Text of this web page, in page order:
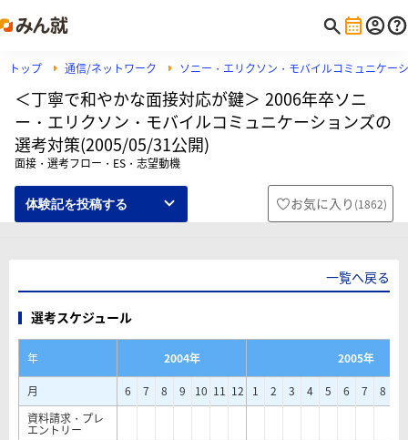
トップ 通信/ネットワーク ソニー・エリクソン・モバイルコミュニケー
＜丁寧で和やかな面接対応が鍵＞ 2006年卒ソニ
ー・エリクソン・モバイルコミュニケーションズの
選考対策(2005/05/31公開)
面接・選考フロー・ES・志望動機
体験記を投稿する お気に入り (1862)
一覧へ戻る
選考スケジュール
年 2004年
2005年
月
6 7 8 9 10 11 12 1 2 3 4 5 6 7 8
資料請求・プレ
エントリー